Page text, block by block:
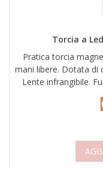
Torcia a
Pratica torcia
mani libere. Dotata di
Lente infrangibile.